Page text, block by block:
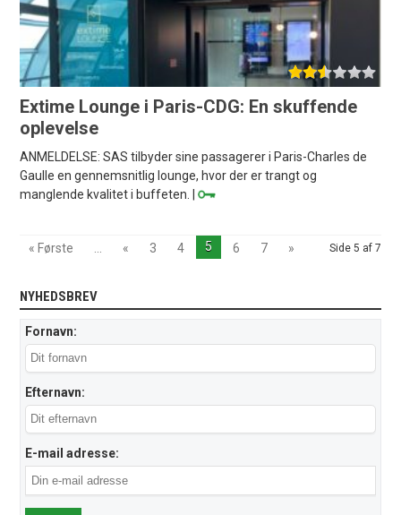
Extime Lounge i Paris-CDG: En skuffende
oplevelse
ANMELDELSE: SAS tilbyder sine passagerer i Paris-Charles de
Gaulle en gennemsnitlig lounge, hvor der er trangt og
manglende kvalitet i buffeten. |
Side 5 af 7
« Første « 3 4 5 6 7 »
NYHEDSBREV
Fornavn:
Efternavn:
E-mail adresse: